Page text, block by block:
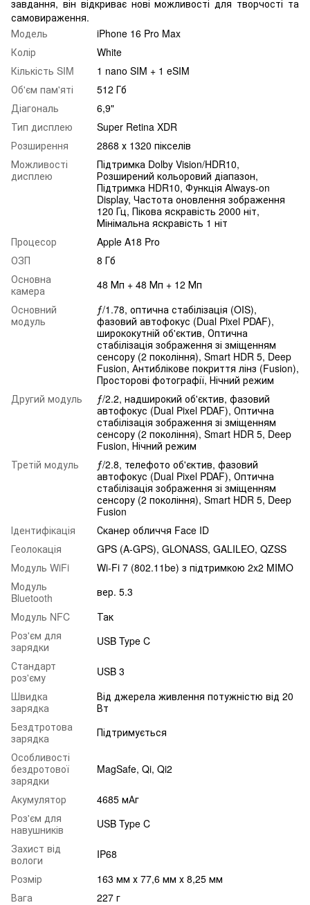
завдання, він відкриває нові можливості для творчості та
самовираження.
Модель
iPhone 16 Pro Max
Колір
White
Кількість SIM
1 nano SIM + 1 eSIM
Об'єм пам'яті
512 Гб
Діагональ
6,9"
Тип дисплею
Super Retina XDR
Розширення
2868 х 1320 пікселів
Можливості
дисплею
Підтримка Dolby Vision/HDR10,
Розширений кольоровий діапазон,
Підтримка HDR10, Функція Always-on
Display, Частота оновлення зображення
120 Гц, Пікова яскравість 2000 ніт,
Мінімальна яскравість 1 ніт
Процесор
Apple A18 Pro
ОЗП
8 Гб
Основна
камера
48 Мп + 48 Мп + 12 Мп
Основний
модуль
ƒ/1.78, оптична стабілізація (OIS),
фазовий автофокус (Dual Pixel PDAF),
ширококутній об'єктив, Оптична
стабілізація зображення зі зміщенням
сенсору (2 покоління), Smart HDR 5, Deep
Fusion, Антиблікове покриття лінз (Fusion),
Просторові фотографії, Нічний режим
Другий модуль
ƒ/2.2, надширокий об'єктив, фазовий
автофокус (Dual Pixel PDAF), Оптична
стабілізація зображення зі зміщенням
сенсору (2 покоління), Smart HDR 5, Deep
Fusion, Нічний режим
Третій модуль
ƒ/2.8, телефото об'єктив, фазовий
автофокус (Dual Pixel PDAF), Оптична
стабілізація зображення зі зміщенням
сенсору (2 покоління), Smart HDR 5, Deep
Fusion
Ідентифікація
Сканер обличчя Face ID
Геолокація
GPS (A-GPS), GLONASS, GALILEO, QZSS
Модуль WiFi
Wi-Fi 7 (802.11be) з підтримкою 2x2 MIMO
Модуль
Bluetooth
вер. 5.3
Модуль NFC
Так
Роз'єм для
зарядки
USB Type C
Стандарт
роз'єму
USB 3
Швидка
зарядка
Від джерела живлення потужністю від 20
Вт
Бездтротова
зарядка
Підтримується
Особливості
бездротової
зарядки
MagSafe, Qi, Qi2
Акумулятор
4685 мАг
Роз'єм для
навушників
USB Type C
Захист від
вологи
IP68
Розмір
163 мм х 77,6 мм х 8,25 мм
Вага
227 г